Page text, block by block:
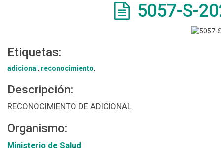
5057-S-
Etiquetas:
adicional , reconocimiento,
Descripción:
RECONOCIMIENTO DE ADICIONAL
Organismo:
Ministerio de Salud